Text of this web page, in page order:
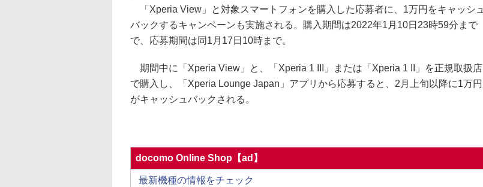
「Xperia View」と対象スマートフォンを購入した応募者に、1万円をキャッシュ
バックするキャンペーンも実施される。購入期間は2022年1月10日23時59分まで
で、応募期間は同1月17日10時まで。
期間中に「Xperia View」と、「Xperia 1 III」または「Xperia 1 II」を正規取扱店
で購入し、「Xperia Lounge Japan」アプリから応募すると、2月上旬以降に1万円
がキャッシュバックされる。
docomo Online Shop【ad】
最新機種の情報をチェック